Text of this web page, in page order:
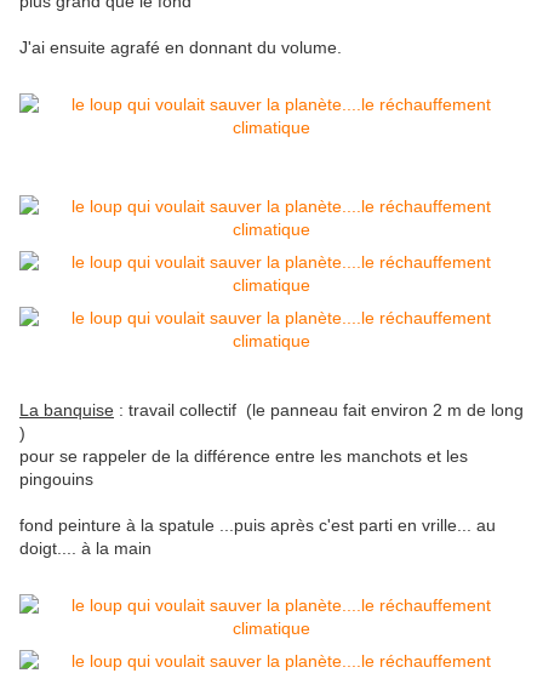
J'ai ensuite agrafé en donnant du volume.
La banquise : travail collectif (le panneau fait environ 2 m de long
)
pour se rappeler de la différence entre les manchots et les
pingouins
fond peinture à la spatule ...puis après c'est parti en vrille... au
doigt.... à la main